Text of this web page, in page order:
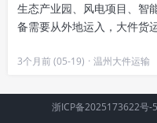
生态产业园、风电项目、智
备需要从外地运入，大件货
3个月前 (05-19) · 温州大件运输
浙ICP备2025173622号-5